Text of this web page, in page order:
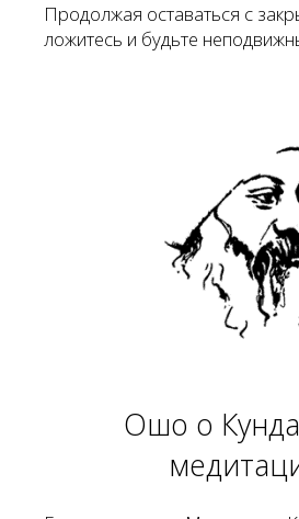
Продолжая оставаться с
ложитесь и будьте
Ошо о